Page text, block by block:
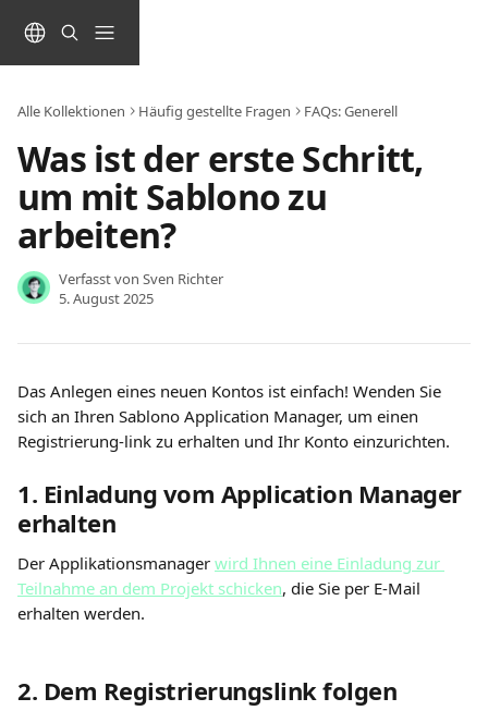
Alle Kollektionen Häufig gestellte Fragen FAQs: Generell
Was ist der erste Schritt,
um mit Sablono zu
arbeiten?
Verfasst von Sven Richter
5. August 2025
Das Anlegen eines neuen Kontos ist einfach! Wenden Sie
sich an Ihren Sablono Application Manager, um einen
Registrierung-link zu erhalten und Ihr Konto einzurichten.
1. Einladung vom Application Manager
erhalten
Der Applikationsmanager wird Ihnen eine Einladung zur
Teilnahme an dem Projekt schicken, die Sie per E-Mail
erhalten werden.
2. Dem Registrierungslink folgen